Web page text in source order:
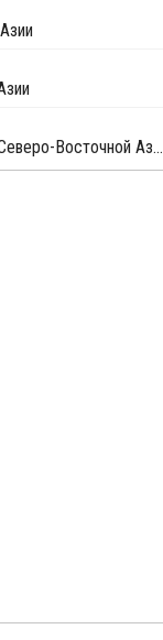
Цены этилена снизились в Северо-Восточной Азии